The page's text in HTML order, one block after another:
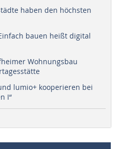
haben den höchsten
bauen heißt digital
Wohnungsbau
und lumio+ kooperieren bei
I“